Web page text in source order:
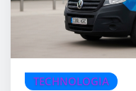
TECHNOLOGIA